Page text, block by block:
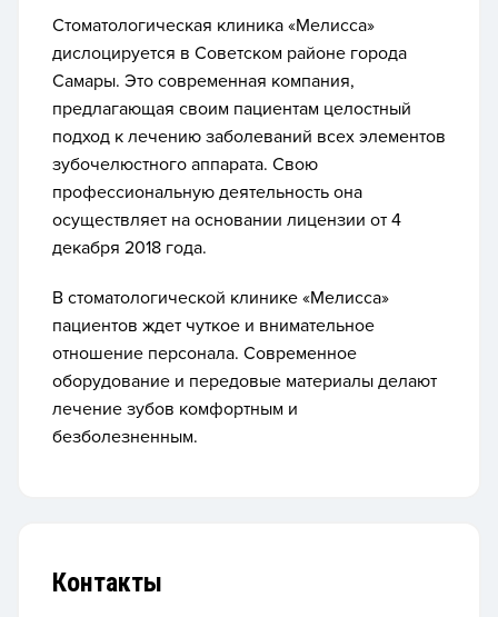
Стоматологическая клиника «Мелисса»
дислоцируется в Советском районе города
Самары. Это современная компания,
предлагающая своим пациентам целостный
подход к лечению заболеваний всех элементов
зубочелюстного аппарата. Свою
профессиональную деятельность она
осуществляет на основании лицензии от 4
декабря 2018 года.
В стоматологической клинике «Мелисса»
пациентов ждет чуткое и внимательное
отношение персонала. Современное
оборудование и передовые материалы делают
лечение зубов комфортным и
безболезненным.
Контакты